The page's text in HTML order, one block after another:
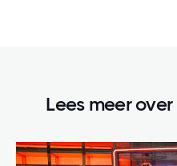
Lees meer over